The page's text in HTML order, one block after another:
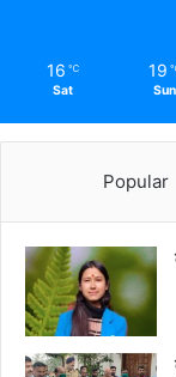
16 ℃
Sat
19
Sun
Popular